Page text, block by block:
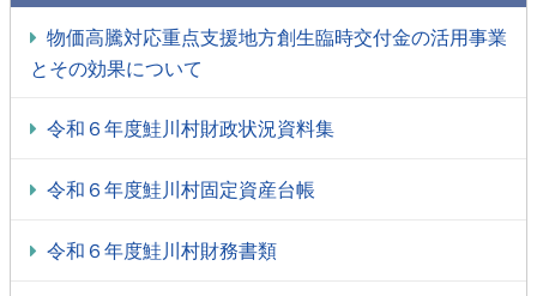
物価高騰対応重点支援地方創生臨時交付金の活用事業
とその効果について
令和６年度鮭川村財政状況資料集
令和６年度鮭川村固定資産台帳
令和６年度鮭川村財務書類